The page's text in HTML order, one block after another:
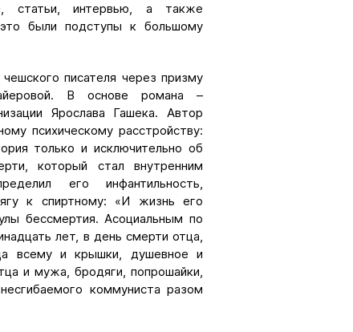
статьи, интервью, а также
это были подступы к большому
писателя через призму
В основе романа –
Ярослава Гашека. Автор
психическому расстройству:
только и исключительно об
который стал внутренним
его инфантильность,
к спиртному: «И жизнь его
бессмертия. Асоциальным по
лет, в день смерти отца,
всему и крышки, душевное и
и мужа, бродяги, попрошайки,
коммуниста разом